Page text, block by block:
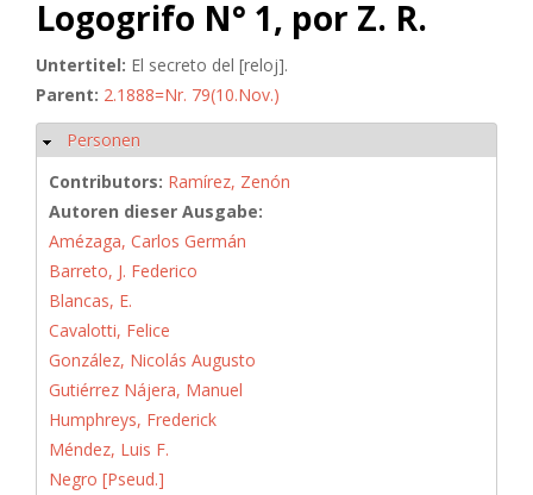
Logogrifo N° 1, por Z. R.
Untertitel: El secreto del [reloj].
Parent: 2.1888=Nr. 79(10.Nov.)
Hide
Personen
Contributors: Ramírez, Zenón
Autoren dieser Ausgabe:
Amézaga, Carlos Germán
Barreto, J. Federico
Blancas, E.
Cavalotti, Felice
González, Nicolás Augusto
Gutiérrez Nájera, Manuel
Humphreys, Frederick
Méndez, Luis F.
Negro [Pseud.]